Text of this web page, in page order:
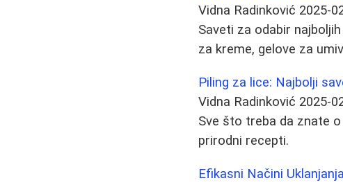
Vidna Radinković 2025-
Saveti za odabir
za kreme, gelove za
Piling za lice: Najbolji
Vidna Radinković 2025-
Sve što treba da znate
prirodni recepti.
Efikasni Načini